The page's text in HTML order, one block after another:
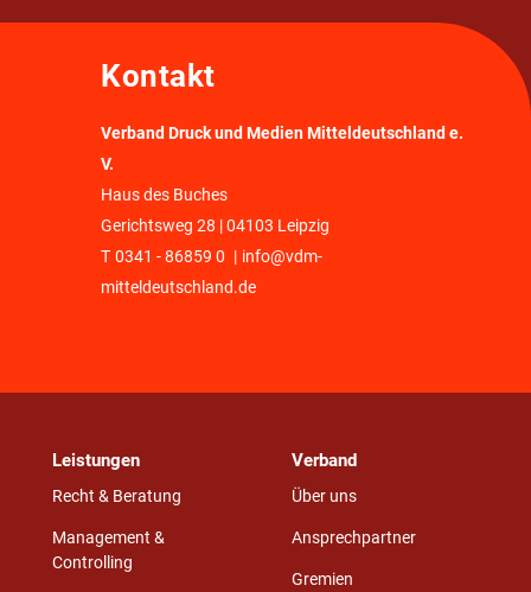
Kontakt
Verband Druck und Medien Mitteldeutschland e.
V.
Haus des Buches
Gerichtsweg 28 | 04103 Leipzig
T 0341 - 86859 0 | info@vdm-
mitteldeutschland.de
Leistungen
Recht & Beratung
Management &
Controlling
Verband
Über uns
Ansprechpartner
Gremien